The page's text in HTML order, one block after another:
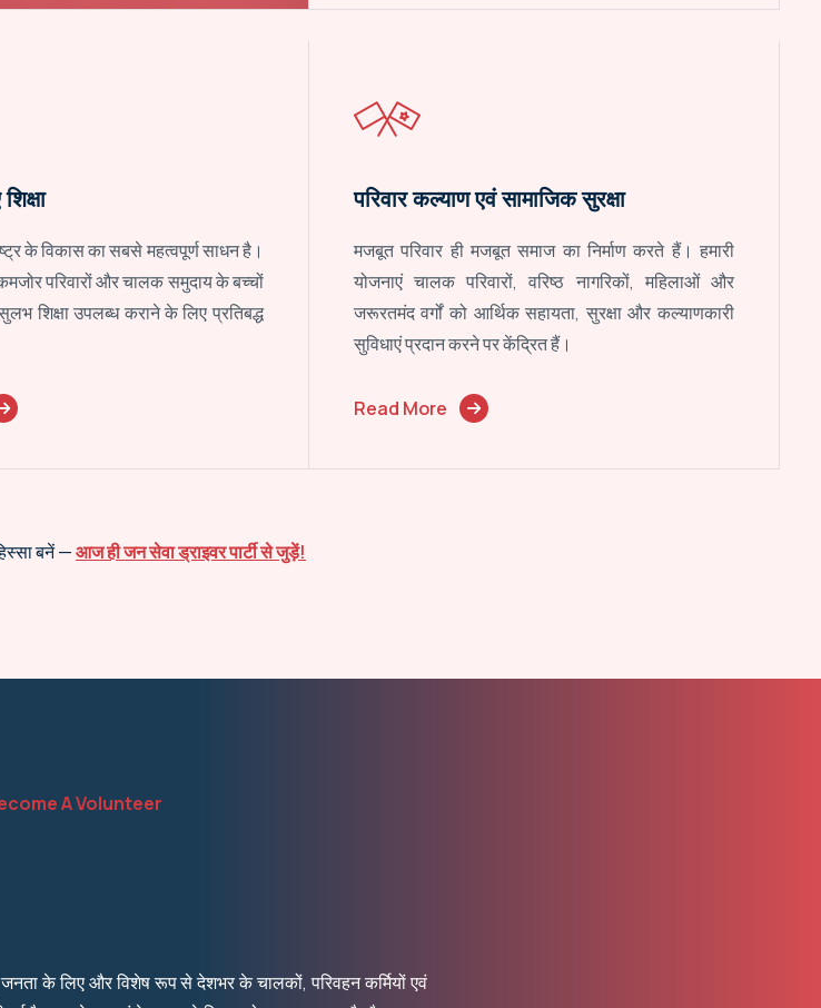
के विकास का सबसे महत्वपूर्ण साधन है।
परिवारों और चालक समुदाय के बच्चों
शिक्षा उपलब्ध कराने के लिए प्रतिबद्ध
परिवार कल्याण एवं सामाजिक सुरक्षा
मजबूत परिवार ही मजबूत समाज का निर्माण करते हैं। हमारी
योजनाएं चालक परिवारों, वरिष्ठ नागरिकों, महिलाओं और
जरूरतमंद वर्गों को आर्थिक सहायता, सुरक्षा और कल्याणकारी
सुविधाएं प्रदान करने पर केंद्रित हैं।
Read More
बनें —आज ही जन सेवा ड्राइवर पार्टी से जुड़ें!
A Volunteer
जनता के लिए और विशेष रूप से देशभर के चालकों, परिवहन कर्मियों एवं